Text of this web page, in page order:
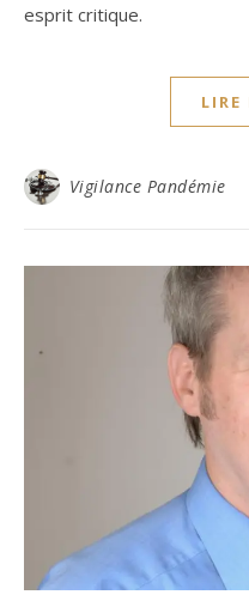
esprit critique.
LIRE
Vigilance Pandémie